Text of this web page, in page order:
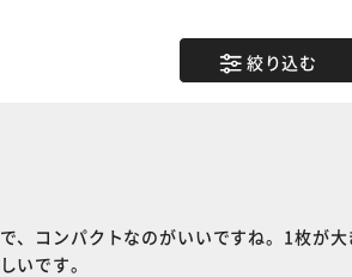
絞り込む
、コンパクトなのがいいですね。1枚が
いです。